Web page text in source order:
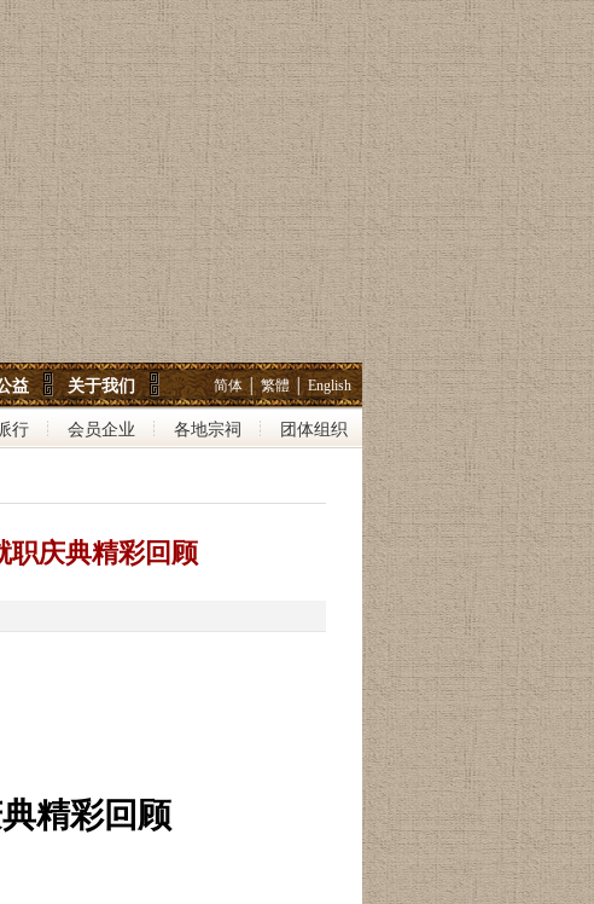
益 关于我们 简体 │ 繁體│English
行 会员企业 各地宗祠 团体组织
职庆典精彩回顾
精彩回顾